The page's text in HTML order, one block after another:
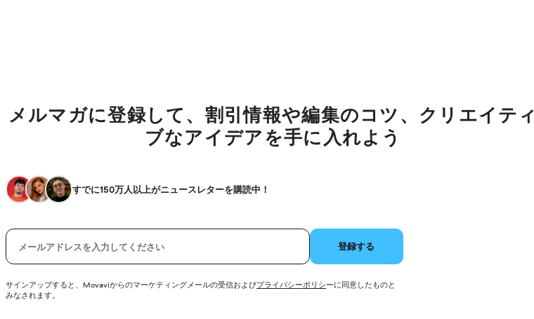
メルマガに登録して、割引情報や編集のコツ、クリエイティ
ブなアイデアを手に入れよう
すでに150万人以上がニュースレターを購読中！
電子メール 登録する
サインアップすると、Movaviからのマーケティングメールの受信およびプライバシーポリシーに同意したものと
みなされます。